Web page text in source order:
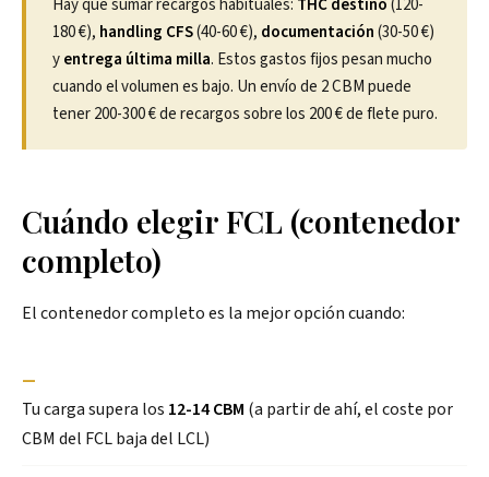
Hay que sumar recargos habituales: THC destino(120-
180 €), handling CFS(40-60 €), documentación(30-50 €)
yentrega última milla. Estos gastos fijos pesan mucho
cuando el volumen es bajo. Un envío de 2 CBM puede
tener 200-300 € de recargos sobre los 200 € de flete puro.
Cuándo elegir FCL (contenedor
completo)
El contenedor completo es la mejor opción cuando:
—
Tu carga supera los 12-14 CBM (a partir de ahí, el coste por
CBM del FCL baja del LCL)